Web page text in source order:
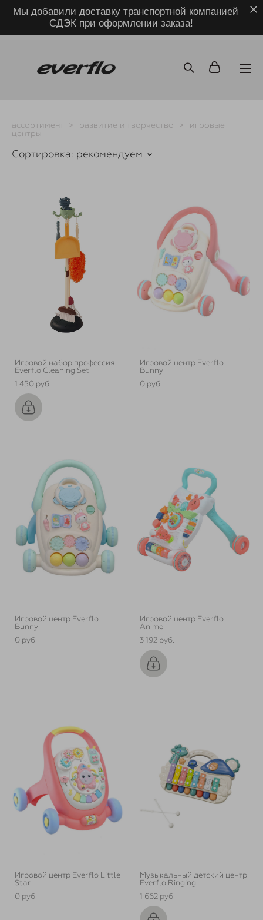
Мы добавили доставку транспортной компанией
СДЭК при оформлении заказа!
ассортимент > развитие и творчество >
игровые
центры
Сортировка: рекомендуем
Игровой набор профессия
Everflo Cleaning Set
1 450 pуб.
Игровой центр Everflo
Bunny
0 pуб.
Игровой центр Everflo
Bunny
0 pуб.
Игровой центр Everflo
Anime
3 192 pуб.
Игровой центр Everflo Little
Star
0 pуб.
Музыкальный детский центр
Everflo Ringing
1 662 pуб.